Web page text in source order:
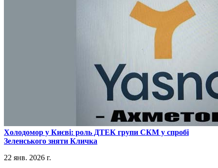
​Холодомор у Києві: роль ДТЕК групи СКМ у спробі
Зеленського зняти Кличка
22 янв. 2026 г.